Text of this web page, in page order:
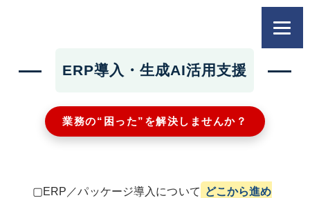
ERP導入・生成AI活用支援
業務の“困った”を解決しませんか？
▢ERP／パッケージ導入について どこから進め